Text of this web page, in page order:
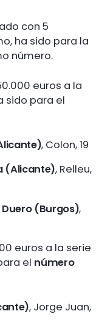
con 5
ha sido para la
número.
euros a la
sido para el
, Colon, 19
(Alicante), Relleu,
(Burgos),
euros a la serie
el número
, Jorge Juan,